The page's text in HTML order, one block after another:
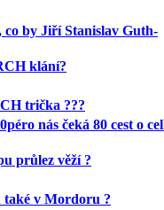
co by Jiří Stanislav Guth-
klání?
trička ???
nás čeká 80 cest o
průlez věží ?
také v Mordoru ?